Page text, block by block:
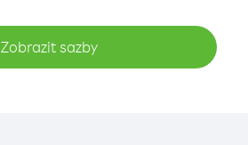
Zobrazit sazby